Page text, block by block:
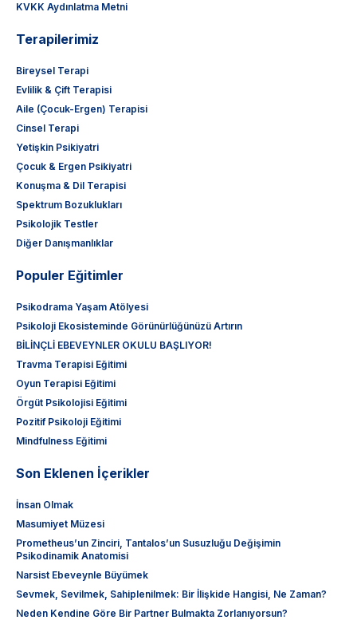
KVKK Aydınlatma Metni
Terapilerimiz
Bireysel Terapi
Evlilik & Çift Terapisi
Aile (Çocuk-Ergen) Terapisi
Cinsel Terapi
Yetişkin Psikiyatri
Çocuk & Ergen Psikiyatri
Konuşma & Dil Terapisi
Spektrum Bozuklukları
Psikolojik Testler
Diğer Danışmanlıklar
Populer Eğitimler
Psikodrama Yaşam Atölyesi
Psikoloji Ekosisteminde Görünürlüğünüzü Artırın
BİLİNÇLİ EBEVEYNLER OKULU BAŞLIYOR!
Travma Terapisi Eğitimi
Oyun Terapisi Eğitimi
Örgüt Psikolojisi Eğitimi
Pozitif Psikoloji Eğitimi
Mindfulness Eğitimi
Son Eklenen İçerikler
İnsan Olmak
Masumiyet Müzesi
Prometheus’un Zinciri, Tantalos’un Susuzluğu Değişimin
Psikodinamik Anatomisi
Narsist Ebeveynle Büyümek
Sevmek, Sevilmek, Sahiplenilmek: Bir İlişkide Hangisi, Ne Zaman?
Neden Kendine Göre Bir Partner Bulmakta Zorlanıyorsun?